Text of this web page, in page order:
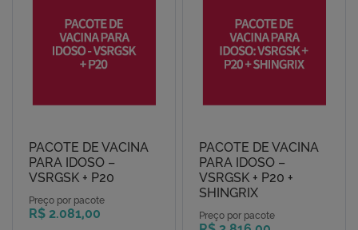
PACOTE DE VACINA
PARA IDOSO –
VSRGSK + P20
Preço por pacote
R$ 2.081,00
PACOTE DE VACINA
PARA IDOSO –
VSRGSK + P20 +
SHINGRIX
Preço por pacote